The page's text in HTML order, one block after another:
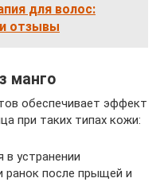
для волос:
отзывы
манго
обеспечивает эффект
при таких типах кожи:
устранении
ранок после прыщей и